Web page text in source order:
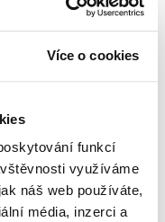
Více o cookies
funkcí
využíváme
náš web používáte,
média, inzerci a
jsme psali již
o třech
a třetího dítěte
zdroji. Vedle
roušky jako zdroj
Příspěvek
se společností